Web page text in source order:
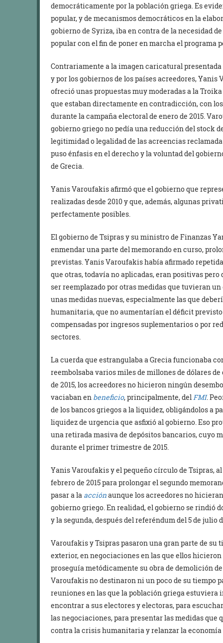
democráticamente por la población griega. Es
popular, y de mecanismos democráticos en la
gobierno de Syriza, iba en contra de la necesidad
popular con el fin de poner en marcha el programa
Contrariamente a la imagen caricatural
y por los gobiernos de los países acreedores,
ofreció unas propuestas muy moderadas a la
que estaban directamente en contradicción, con
durante la campaña electoral de enero de 2015.
gobierno griego no pedía una reducción del stock
legitimidad o legalidad de las acreencias
puso énfasis en el derecho y la voluntad del
de Grecia.
Yanis Varoufakis afirmó que el gobierno que
realizadas desde 2010 y que, además, algunas
perfectamente posibles.
El gobierno de Tsipras y su ministro de Finanzas
enmendar una parte del memorando en curso,
previstas. Yanis Varoufakis había afirmado
que otras, todavía no aplicadas, eran positivas pero
ser reemplazado por otras medidas que tuvieran
unas medidas nuevas, especialmente las que
humanitaria, que no aumentarían el déficit
compensadas por ingresos suplementarios o por
sectores.
La cuerda que estrangulaba a Grecia funcionaba
reembolsaba varios miles de millones de dólares
de 2015, los acreedores no hicieron ningún
vaciaban en beneficio, principalmente, delFMI.
de los bancos griegos a la liquidez, obligándolos a
liquidez de urgencia que asfixió al gobierno. Eso
una retirada masiva de depósitos bancarios, cuyo
durante el primer trimestre de 2015.
Yanis Varoufakis y el pequeño círculo de Tsipras,
febrero de 2015 para prolongar el segundo
pasar a la acciónaunque los acreedores no
gobierno griego. En realidad, el gobierno se rindió
y la segunda, después del referéndum del 5 de julio
Varoufakis y Tsipras pasaron una gran parte de
exterior, en negociaciones en las que ellos
proseguía metódicamente su obra de demolición
Varoufakis no destinaron ni un poco de su tiempo
reuniones en las que la población griega estuviera
encontrar a sus electores y electoras, para
las negociaciones, para presentar las medidas
contra la crisis humanitaria y relanzar la economía